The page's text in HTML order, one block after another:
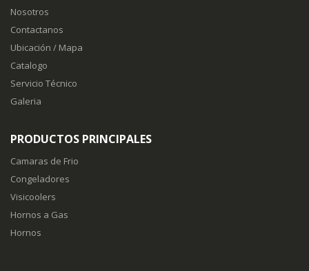
Nosotros
Contactanos
Ubicación / Mapa
Catalogo
Servicio Técnico
Galeria
PRODUCTOS PRINCIPALES
Camaras de Frio
Congeladores
Visicoolers
Hornos a Gas
Hornos